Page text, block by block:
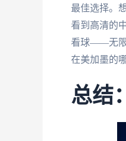
最佳选择。
看到高清的
看球——无限
在美加墨的
总结